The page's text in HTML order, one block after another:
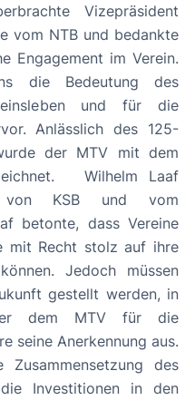
Vizepräsident
vom NTB und bedankte
Engagement im Verein.
die Bedeutung des
und für die
Anlässlich des 125-
der MTV mit dem
Laaf
von KSB und vom
betonte, dass Vereine
mit Recht stolz auf ihre
Jedoch müssen
gestellt werden, in
dem MTV für die
seine Anerkennung aus.
des
Investitionen in den